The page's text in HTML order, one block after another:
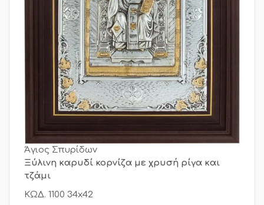
Άγιος Σπυρίδων
Ξύλινη καρυδί κορνίζα με χρυσή ρίγα και
τζάμι
ΚΩΔ. 1100 34x42